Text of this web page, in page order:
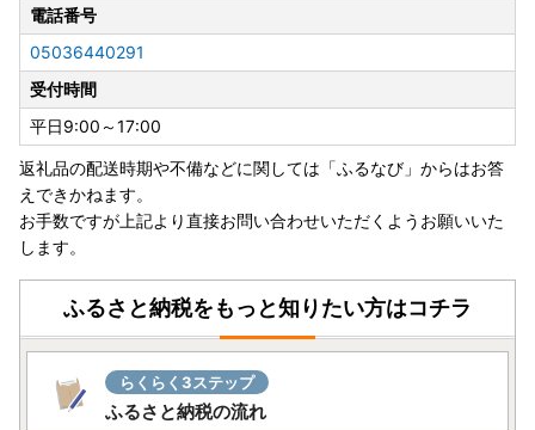
電話番号
05036440291
受付時間
平日9:00～17:00
返礼品の配送時期や不備などに関しては「ふるなび」からはお答
えできかねます。
お手数ですが上記より直接お問い合わせいただくようお願いいた
します。
ふるさと納税をもっと知りたい方はコチラ
らくらく3ステップ
ふるさと納税の流れ